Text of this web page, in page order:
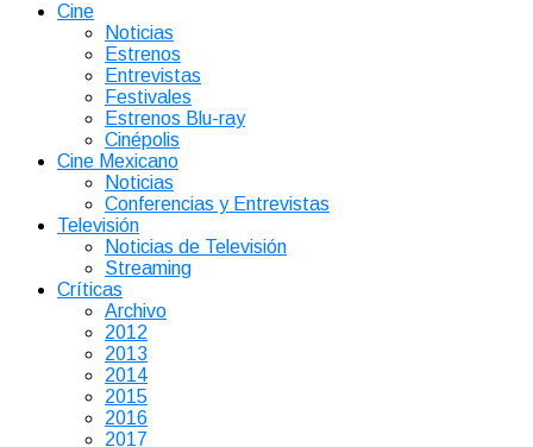
Cine
Noticias
Estrenos
Entrevistas
Festivales
Estrenos Blu-ray
Cinépolis
Cine Mexicano
Noticias
Conferencias y Entrevistas
Televisión
Noticias de Televisión
Streaming
Críticas
Archivo
2012
2013
2014
2015
2016
2017